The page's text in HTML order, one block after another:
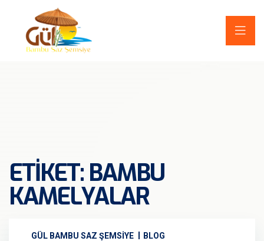
ETIKET: BAMBU
KAMELYALAR
GÜL BAMBU SAZ ŞEMSIYE
BLOG